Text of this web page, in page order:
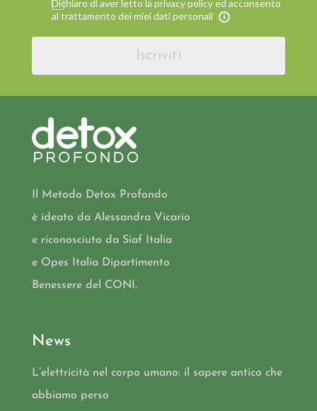
Dichiaro di aver letto la privacy policy ed acconsento
al trattamento dei miei dati personali
Iscriviti
Il Metodo Detox Profondo
è ideato da Alessandra Vicario
e riconosciuto da Siaf Italia
e Opes Italia Dipartimento
Benessere del CONI.
News
L’elettricità nel corpo umano: il sapere antico che
abbiamo perso